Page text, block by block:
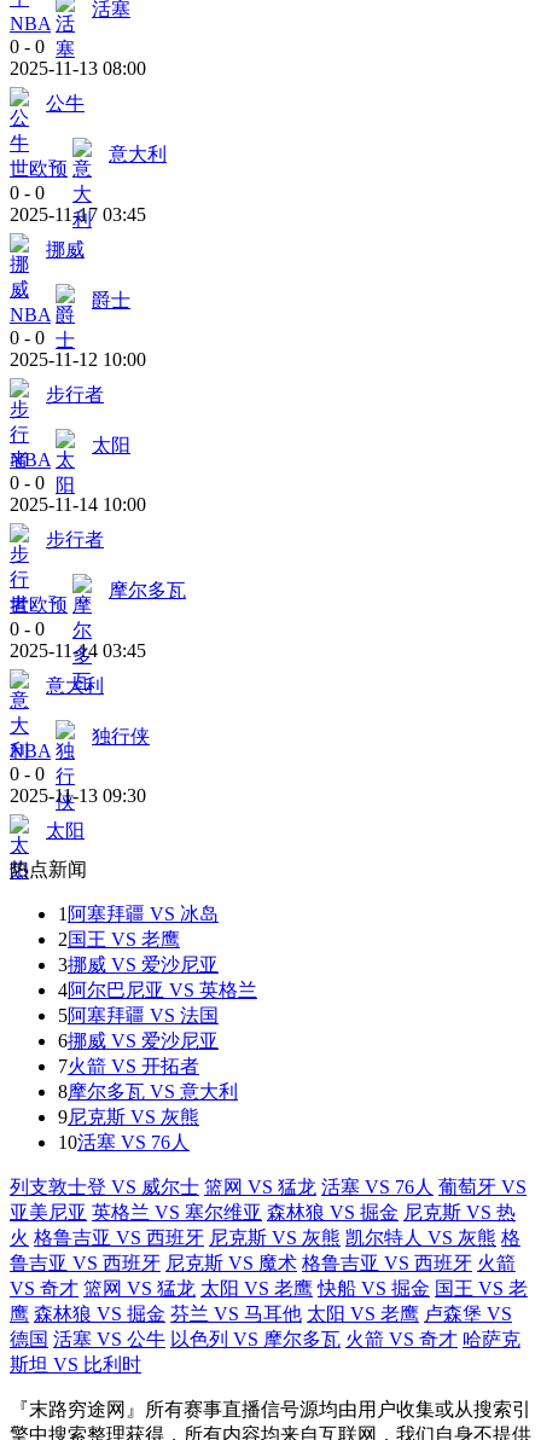
NBA
活塞
0 - 0
2025-11-13 08:00
公牛
世欧预
意大利
0 - 0
2025-11-17 03:45
挪威
NBA
爵士
0 - 0
2025-11-12 10:00
步行者
NBA
太阳
0 - 0
2025-11-14 10:00
步行者
世欧预
摩尔多瓦
0 - 0
2025-11-14 03:45
意大利
NBA
独行侠
0 - 0
2025-11-13 09:30
太阳
热点新闻
1 阿塞拜疆 VS 冰岛
2国王 VS 老鹰
3挪威 VS 爱沙尼亚
4阿尔巴尼亚 VS 英格兰
5阿塞拜疆 VS 法国
6挪威 VS 爱沙尼亚
7火箭 VS 开拓者
8摩尔多瓦 VS 意大利
9尼克斯 VS 灰熊
10活塞 VS 76人
列支敦士登 VS 威尔士 篮网 VS 猛龙 活塞 VS 76人 葡萄牙 VS
亚美尼亚 英格兰 VS 塞尔维亚 森林狼 VS 掘金 尼克斯 VS 热
火 格鲁吉亚 VS 西班牙 尼克斯 VS 灰熊 凯尔特人 VS 灰熊 格
鲁吉亚 VS 西班牙 尼克斯 VS 魔术 格鲁吉亚 VS 西班牙 火箭
VS 奇才 篮网 VS 猛龙 太阳 VS 老鹰 快船 VS 掘金 国王 VS 老
鹰 森林狼 VS 掘金 芬兰 VS 马耳他 太阳 VS 老鹰 卢森堡 VS
德国 活塞 VS 公牛 以色列 VS 摩尔多瓦 火箭 VS 奇才 哈萨克
斯坦 VS 比利时
『末路穷途网』所有赛事直播信号源均由用户收集或从搜索引
擎中搜索整理获得，所有内容均来自互联网，我们自身不提供